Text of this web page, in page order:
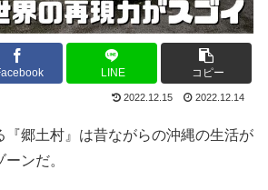
LINE コピー
2022.12.15 2022.12.14
『郷土村』は昔ながらの沖縄の生活が
ンだ。